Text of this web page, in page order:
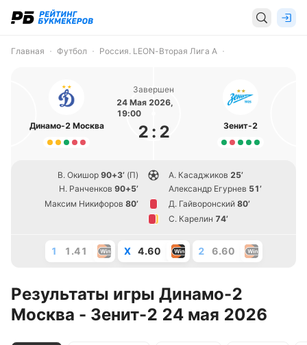
Главная Футбол Россия. LEON-Вторая Лига А
Динамо-2 Москва
Завершен
24 Мая 2026,
19:00
2 : 2 Зенит-2
В. Окишор 90+3’ (П)
Н. Ранченков 90+5’
А. Касаджиков 25’
Александр Егурнев 51’
Максим Никифоров 80’ Д. Гайворонский 80’
С. Карелин 74’
1 1.41 X 4.60 2 6.60
Результаты игры Динамо-2
Москва - Зенит-2 24 мая 2026